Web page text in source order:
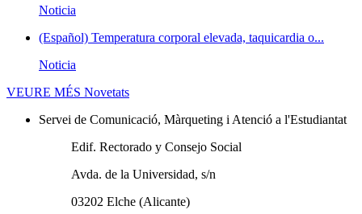
Noticia
(Español) Temperatura corporal elevada, taquicardia o...
Noticia
VEURE MÉS Novetats
Servei de Comunicació, Màrqueting i Atenció a l'Estudiantat
Edif. Rectorado y Consejo Social
Avda. de la Universidad, s/n
03202 Elche (Alicante)